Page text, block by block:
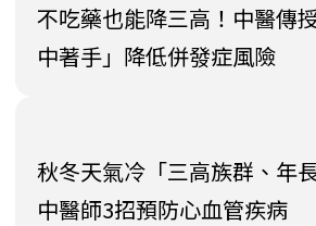
不吃藥也能降三高！中醫傳
中著手」降低併發症風險
秋冬天氣冷「三高族群、年
中醫師3招預防心血管疾病